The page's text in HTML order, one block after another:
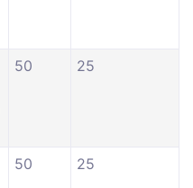
50 25
50 25